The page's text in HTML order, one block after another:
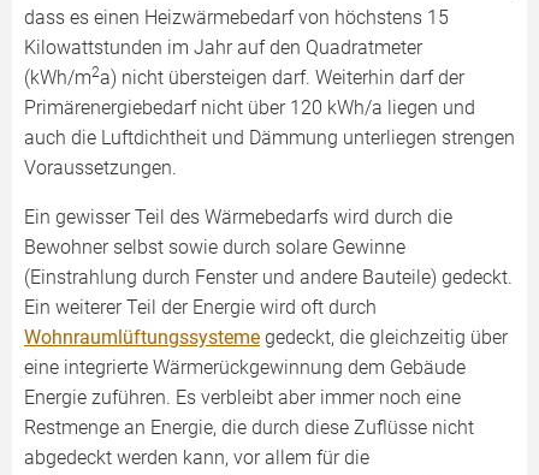
dass es einen Heizwärmebedarf von höchstens 15
Kilowattstunden im Jahr auf den Quadratmeter
(kWh/m2a) nicht übersteigen darf. Weiterhin darf der
Primärenergiebedarf nicht über 120 kWh/a liegen und
auch die Luftdichtheit und Dämmung unterliegen strengen
Voraussetzungen.
Ein gewisser Teil des Wärmebedarfs wird durch die
Bewohner selbst sowie durch solare Gewinne
(Einstrahlung durch Fenster und andere Bauteile) gedeckt.
Ein weiterer Teil der Energie wird oft durch
Wohnraumlüftungssysteme gedeckt, die gleichzeitig über
eine integrierte Wärmerückgewinnung dem Gebäude
Energie zuführen. Es verbleibt aber immer noch eine
Restmenge an Energie, die durch diese Zuflüsse nicht
abgedeckt werden kann, vor allem für die